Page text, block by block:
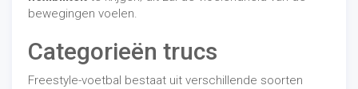
bewegingen voelen.
Categorieën trucs
Freestyle-voetbal bestaat uit verschillende soorten